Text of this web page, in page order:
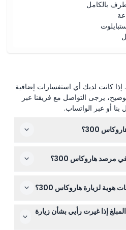
بالكامل
إذا كانت لديك أي استفسارات إضافية
يرجى التواصل مع فريقنا عبر
بنا أو عبر الواتساب.
300؟
عبر حافلة هاروكاس من الطابق
مرصد هاروكاس 300؟
ارتفاع 300 متر، بما في ذلك ساحة مفتوحة في الطابق 58،
لزيارة هاروكاس 300؟
يرحب بالزوار الذين تبلغ أعمارهم 4 سنوات فما فوق، ولكن غير
وسيتم التحقق من
إذا غيرت رأيي بشأن زيارة